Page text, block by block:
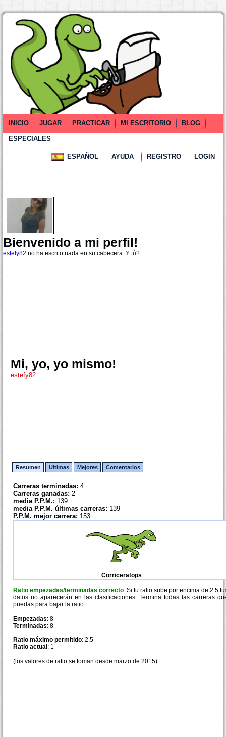
INICIO JUGAR PRACTICAR MI ESCRITORIO
BLOG
ESPECIALES
ESPAÑOL AYUDA REGISTRO LOGIN
Bienvenido a mi perfil!
estefy82 no ha escrito nada en su cabecera. Y tú?
Mi, yo, yo mismo!
estefy82
Resumen Ultimas Mejores Comentarios
Carreras terminadas: 4
Carreras ganadas: 2
media P.P.M.: 139
media P.P.M. últimas carreras: 139
P.P.M. mejor carrera: 153
Corriceratops
Ratio empezadas/terminadas correcto. Si tu ratio sube por encima de 2.5
datos no aparecerán en las clasificaciones. Termina todas las carreras
puedas para bajar la ratio.
Empezadas: 8
Terminadas: 8
Ratio máximo permitido: 2.5
Ratio actual : 1
(los valores de ratio se toman desde marzo de 2015)